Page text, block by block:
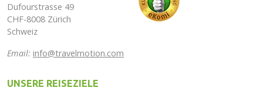
Dufourstrasse 49
CHF-8008 Zürich
Schweiz
Email: info@travelmotion.com
UNSERE REISEZIELE